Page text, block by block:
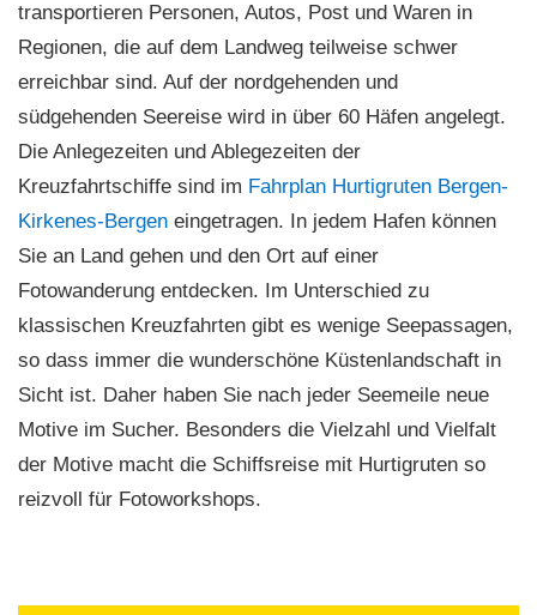
transportieren Personen, Autos, Post und Waren in
Regionen, die auf dem Landweg teilweise schwer
erreichbar sind. Auf der nordgehenden und
südgehenden Seereise wird in über 60 Häfen angelegt.
Die Anlegezeiten und Ablegezeiten der
Kreuzfahrtschiffe sind im Fahrplan Hurtigruten Bergen-
Kirkenes-Bergen eingetragen. In jedem Hafen können
Sie an Land gehen und den Ort auf einer
Fotowanderung entdecken. Im Unterschied zu
klassischen Kreuzfahrten gibt es wenige Seepassagen,
so dass immer die wunderschöne Küstenlandschaft in
Sicht ist. Daher haben Sie nach jeder Seemeile neue
Motive im Sucher. Besonders die Vielzahl und Vielfalt
der Motive macht die Schiffsreise mit Hurtigruten so
reizvoll für Fotoworkshops.